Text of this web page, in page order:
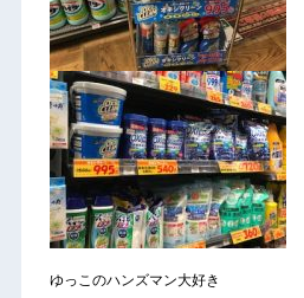
ゆっこのハンズマン大好き